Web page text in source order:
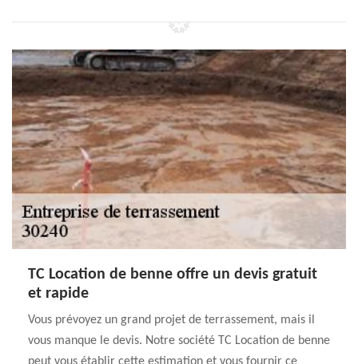
TC Location de benne offre un devis gratuit
et rapide
Vous prévoyez un grand projet de terrassement, mais il
vous manque le devis. Notre société TC Location de benne